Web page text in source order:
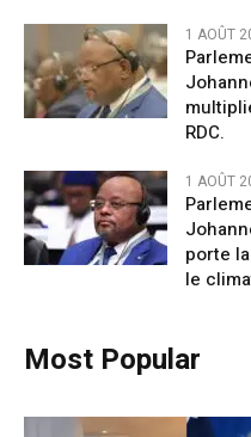
1 AOÛT
RDC.
1 AOÛT
porte
le
Most Popular